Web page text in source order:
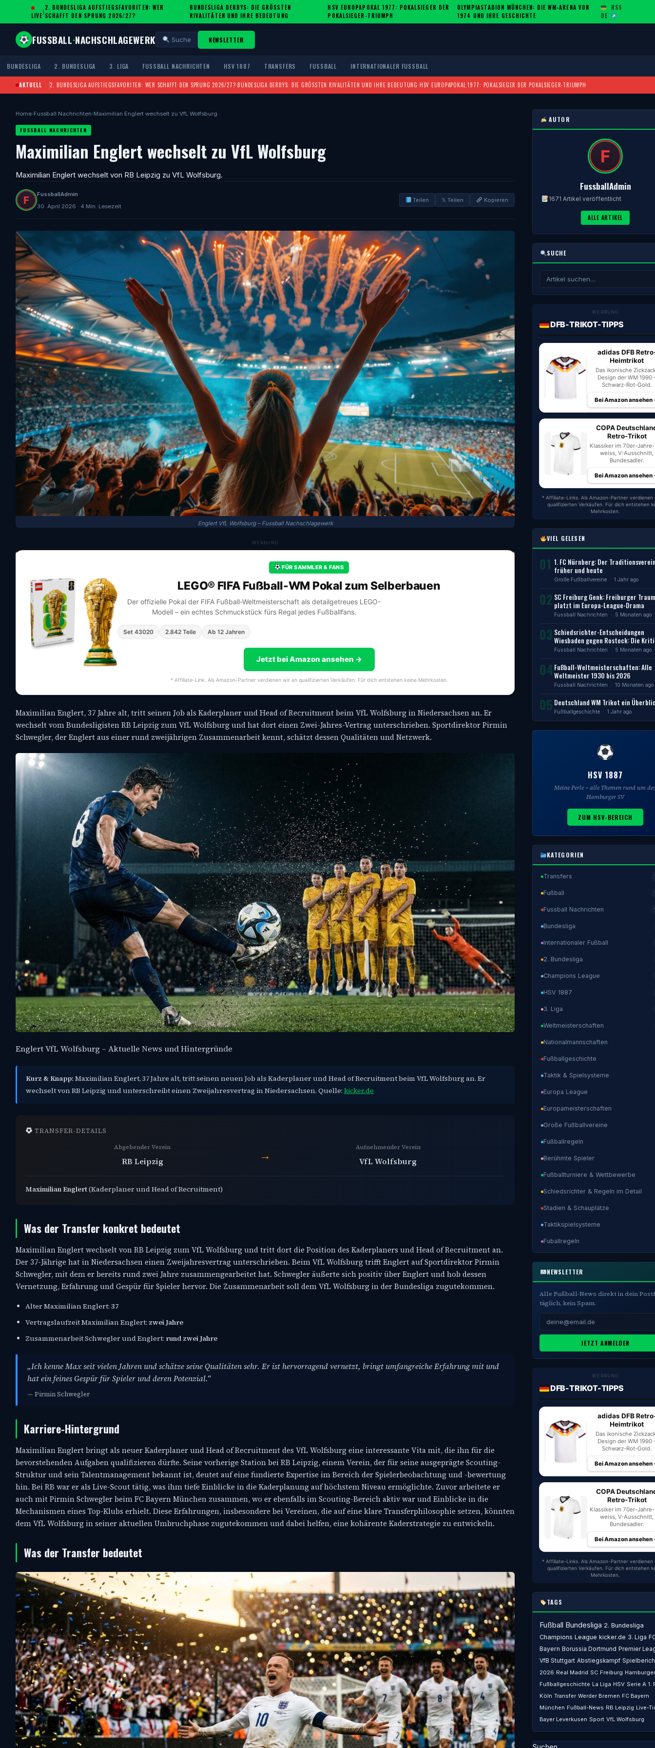
LIVE
|
2. BUNDESLIGA AUFSTIEGSFAVORITEN: WER
SCHAFFT DEN SPRUNG 2026/27?
·
BUNDESLIGA DERBYS: DIE GRÖSSTEN R
IVALITÄTEN UND IHRE BEDEUTUNG
·
HSV EUROPAPOKAL 1977: POKALSIEGER DER
POKALSIEGER-TRIUMPH
·
OLYMPIASTADION MÜNCHEN: DIE WM-ARENA VON
1974 UND IHRE GESCHICHTE
DE
RSS
FUSSBALL·NACHSCHLAGEWERK Suche NEWSLETTER
BUNDESLIGA 2. BUNDESLIGA 3. LIGA FUSSBALL NACHRICHTEN HSV 1887 TRANSFERS FUSSBALL INTERNATIONALER FUSSBALL
AKTUELL 2. BUNDESLIGA AUFSTIEGSFAVORITEN: WER SCHAFFT DEN SPRUNG 2026/27?·BUNDESLIGA DERBYS: DIE GRÖSSTEN RIVALITÄTEN UND IHRE BEDEUTUNG ·HSV EUROPAPOKAL 1977: POKALSIEGER DER POKALSIEGER-TRIUMPH·
Home›Fussball Nachrichten›Maximilian Englert wechselt zu VfL Wolfsburg
FUSSBALL NACHRICHTEN
Maximilian Englert wechselt zu VfL Wolfsburg
Maximilian Englert wechselt von RB Leipzig zu VfL Wolfsburg.
FussballAdmin
30. April 2026 · 4 Min. Lesezeit
Teilen 𝕏 Teilen Kopieren
Englert VfL Wolfsburg – Fussball Nachschlagewerk
WERBUNG
FÜR SAMMLER & FANS
LEGO® FIFA Fußball-WM Pokal zum Selberbauen
Der offizielle Pokal der FIFA Fußball-Weltmeisterschaft als detailgetreues LEGO-
Modell – ein echtes Schmuckstück fürs Regal jedes Fußballfans.
Set 43020 2.842 Teile Ab 12 Jahren
Jetzt bei Amazon ansehen →
* Affiliate-Link. Als Amazon-Partner verdienen wir an qualifizierten Verkäufen. Für dich entstehen keine Mehrkosten.
Maximilian Englert, 37 Jahre alt, tritt seinen Job als Kaderplaner und Head of Recruitment beim VfL Wolfsburg in Niedersachsen an. Er
wechselt vom Bundesligisten RB Leipzig zum VfL Wolfsburg und hat dort einen Zwei-Jahres-Vertrag unterschrieben. Sportdirektor Pirmin
Schwegler, der Englert aus einer rund zweijährigen Zusammenarbeit kennt, schätzt dessen Qualitäten und Netzwerk.
Englert VfL Wolfsburg – Aktuelle News und Hintergründe
Kurz & Knapp: Maximilian Englert, 37 Jahre alt, tritt seinen neuen Job als Kaderplaner und Head of Recruitment beim VfL Wolfsburg an. Er
wechselt von RB Leipzig und unterschreibt einen Zweijahresvertrag in Niedersachsen. Quelle: kicker.de
TRANSFER-DETAILS
Abgebender Verein
RB Leipzig → Aufnehmender Verein
VfL Wolfsburg
Maximilian Englert(Kaderplaner und Head of Recruitment)
Was der Transfer konkret bedeutet
Maximilian Englert wechselt von RB Leipzig zum VfL Wolfsburg und tritt dort die Position des Kaderplaners und Head of Recruitment an.
Der 37-Jährige hat in Niedersachsen einen Zweijahresvertrag unterschrieben. Beim VfL Wolfsburg trifft Englert auf Sportdirektor Pirmin
Schwegler, mit dem er bereits rund zwei Jahre zusammengearbeitet hat. Schwegler äußerte sich positiv über Englert und hob dessen
Vernetzung, Erfahrung und Gespür für Spieler hervor. Die Zusammenarbeit soll dem VfL Wolfsburg in der Bundesliga zugutekommen.
Alter Maximilian Englert: 37
Vertragslaufzeit Maximilian Englert: zwei Jahre
Zusammenarbeit Schwegler und Englert: rund zwei Jahre
„Ich kenne Max seit vielen Jahren und schätze seine Qualitäten sehr. Er ist hervorragend vernetzt, bringt umfangreiche Erfahrung mit und
hat ein feines Gespür für Spieler und deren Potenzial.“
— Pirmin Schwegler
Karriere-Hintergrund
Maximilian Englert bringt als neuer Kaderplaner und Head of Recruitment des VfL Wolfsburg eine interessante Vita mit, die ihn für die
bevorstehenden Aufgaben qualifizieren dürfte. Seine vorherige Station bei RB Leipzig, einem Verein, der für seine ausgeprägte Scouting-
Struktur und sein Talentmanagement bekannt ist, deutet auf eine fundierte Expertise im Bereich der Spielerbeobachtung und -bewertung
hin. Bei RB war er als Live-Scout tätig, was ihm tiefe Einblicke in die Kaderplanung auf höchstem Niveau ermöglichte. Zuvor arbeitete er
auch mit Pirmin Schwegler beim FC Bayern München zusammen, wo er ebenfalls im Scouting-Bereich aktiv war und Einblicke in die
Mechanismen eines Top-Klubs erhielt. Diese Erfahrungen, insbesondere bei Vereinen, die auf eine klare Transferphilosophie setzen, könnten
dem VfL Wolfsburg in seiner aktuellen Umbruchphase zugutekommen und dabei helfen, eine kohärente Kaderstrategie zu entwickeln.
Was der Transfer bedeutet
AUTOR
FussballAdmin
1671 Artikel veröffentlicht
ALLE ARTIKEL
SUCHE
WERBUNG
DFB-TRIKOT-TIPPS
adidas DFB
Heimtrikot
Das ikonische
Design der WM 1990
Schwarz-Rot-Gold.
Bei Amazon ansehen
COPA
Retro-Trikot
Klassiker im 70er-
weiss, V-Ausschnitt,
Bundesadler.
Bei Amazon ansehen
* Affiliate-Links. Als Amazon-Partner verdienen
qualifizierten Verkäufen. Für dich entstehen
Mehrkosten.
VIEL GELESEN
01 1. FC Nürnberg: Der
früher und heute
Große Fußballvereine · 1 Jahr ago
02 SC Freiburg Genk: Freiburger Traum
platzt im Europa-League-Drama
Fussball Nachrichten · 5 Monaten ago
03 Schiedsrichter-Entscheidungen
Wiesbaden gegen Rostock: Die
Fussball Nachrichten · 5 Monaten ago
04 Fußball-Weltmeisterschaften: Alle
Weltmeister 1930 bis 2026
Fussball Nachrichten · 10 Monaten ago
05 Deutschland WM Trikot ein
Fußballgeschichte · 1 Jahr ago
HSV 1887
Meine Perle – alle Themen rund um
Hamburger SV
ZUM HSV-BEREICH
KATEGORIEN
Transfers
Fußball
Fussball Nachrichten
Bundesliga
Internationaler Fußball
2. Bundesliga
Champions League
HSV 1887
3. Liga
Weltmeisterschaften
Nationalmannschaften
Fußballgeschichte
Taktik & Spielsysteme
Europa League
Europameisterschaften
Große Fußballvereine
Fußballregeln
Berühmte Spieler
Fußballturniere & Wettbewerbe
Schiedsrichter & Regeln im Detail
Stadien & Schauplätze
Taktikspielsysteme
Fuballregeln
NEWSLETTER
Alle Fußball-News direkt in dein
täglich, kein Spam.
JETZT ANMELDEN
WERBUNG
DFB-TRIKOT-TIPPS
adidas DFB
Heimtrikot
Das ikonische
Design der WM 1990
Schwarz-Rot-Gold.
Bei Amazon ansehen
COPA
Retro-Trikot
Klassiker im 70er-
weiss, V-Ausschnitt,
Bundesadler.
Bei Amazon ansehen
* Affiliate-Links. Als Amazon-Partner verdienen
qualifizierten Verkäufen. Für dich entstehen
Mehrkosten.
TAGS
Fußball Bundesliga 2. Bundesliga
Champions League kicker.de 3. Liga
Bayern Borussia Dortmund Premier
VfB Stuttgart Abstiegskampf
2026 Real Madrid SC Freiburg
Fußballgeschichte La Liga HSV Serie A 1.
Köln Transfer Werder Bremen FC Bayern
München Fußball-News RB Leipzig Live-
Bayer Leverkusen Sport VfL Wolfsburg